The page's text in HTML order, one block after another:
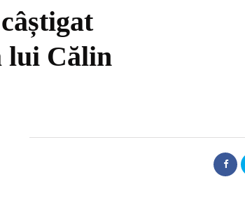
lui Călin